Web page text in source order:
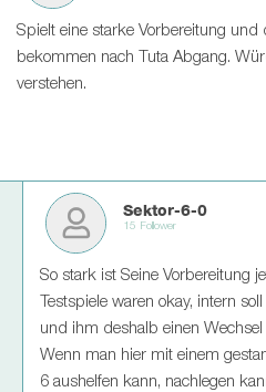
Spielt eine starke Vorbereitung
bekommen nach Tuta Abgang.
verstehen.
Sektor-6-0
15 Follower
So stark ist Seine Vorbereitung
Testspiele waren okay, intern
und ihm deshalb einen Wechsel
Wenn man hier mit einem
6 aushelfen kann, nachlegen